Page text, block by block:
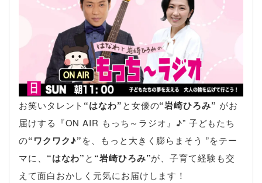
お笑いタレント “はなわ”と女優の“岩崎ひろみ” がお
届けする『ON AIR もっち～ラジオ』♪” 子どもたち
の“ワクワク♪”を、もっと大きく膨らまそう ”をテー
マに、 “はなわ”と “岩崎ひろみ”が、子育て経験も交
えて面白おかしく元気にお届けします！